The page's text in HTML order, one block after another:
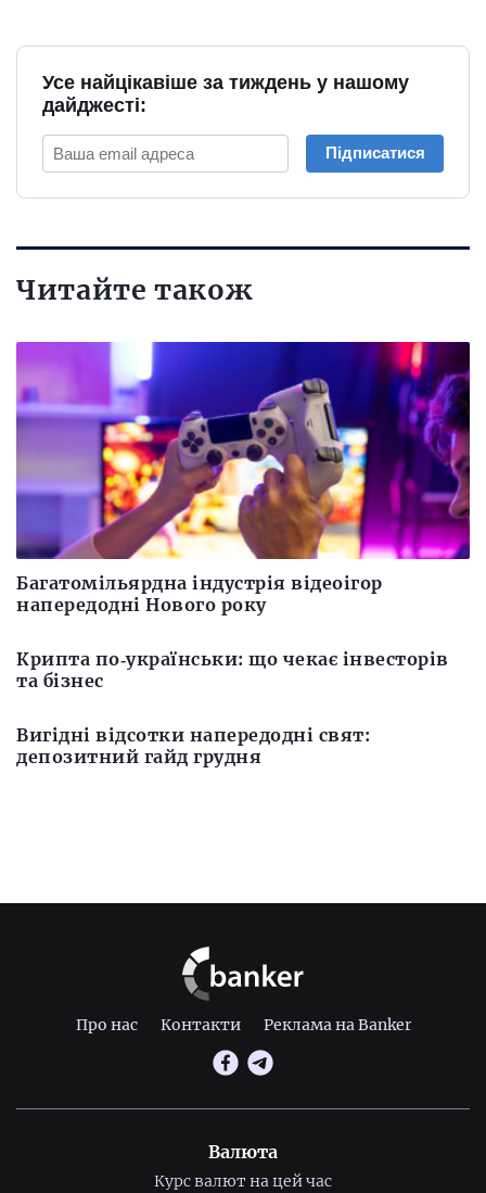
Усе найцікавіше за тиждень у нашому
дайджесті:
Підписатися
Читайте також
Багатомільярдна індустрія відеоігор
напередодні Нового року
Крипта по‑українськи: що чекає інвесторів
та бізнес
Вигідні відсотки напередодні свят:
депозитний гайд грудня
Про нас Контакти Реклама на Banker
Валюта
Курс валют на цей час